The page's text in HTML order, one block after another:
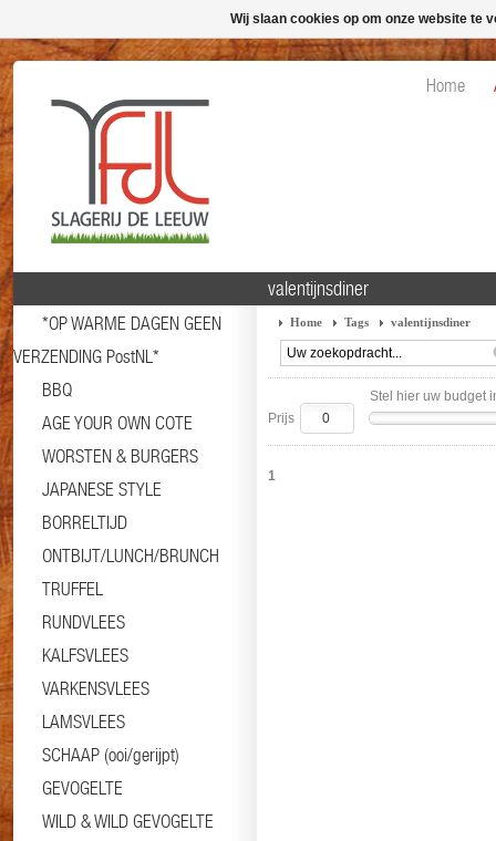
Home
*OP WARME DAGEN GEEN
VERZENDING PostNL*
BBQ
AGE YOUR OWN COTE
WORSTEN & BURGERS
JAPANESE STYLE
BORRELTIJD
ONTBIJT/LUNCH/BRUNCH
TRUFFEL
RUNDVLEES
KALFSVLEES
VARKENSVLEES
LAMSVLEES
SCHAAP (ooi/gerijpt)
GEVOGELTE
WILD & WILD GEVOGELTE
valentijnsdiner
Home Tags valentijnsdiner
Stel hier uw budget
Prijs
1
Wij slaan cookies op om onze website te